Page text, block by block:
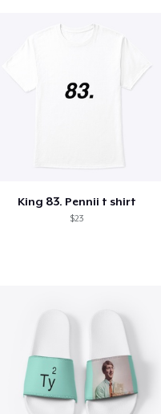
King 83. Pennii t shirt
$23